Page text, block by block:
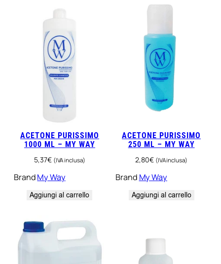
ACETONE PURISSIMO
1000 ML – MY WAY
5,37€ (IVA inclusa)
BrandMy Way
Aggiungi al carrello
ACETONE PURISSIMO
250 ML – MY WAY
2,80€ (IVA inclusa)
Brand My Way
Aggiungi al carrello